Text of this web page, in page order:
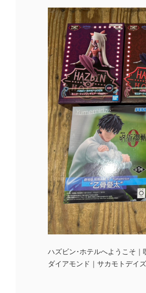
ハズビン･ホテルへようこそ｜
ダイアモンド｜サカモトデイ